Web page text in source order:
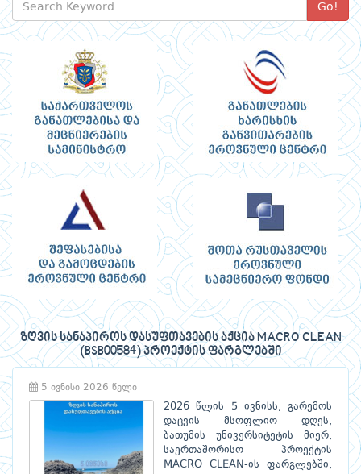
Go!
ზღვის სანაპიროს დასუფთავების აქცია MACRO CLEAN
(BSB00584) პროექტის ფარგლებში
5 ივნისი 2026 წელი
2026 წლის 5 ივნისს, გარემოს
დაცვის მსოფლიო დღეს,
ბათუმის უნივერსიტეტის მიერ,
საერთაშორისო პროექტის
MACRO CLEAN-ის ფარგლებში,